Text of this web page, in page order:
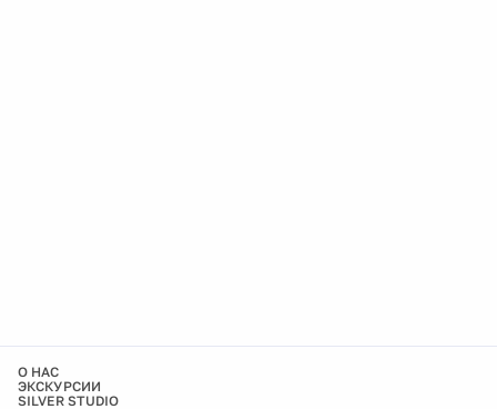
О НАС
ЭКСКУРСИИ
SILVER STUDIO